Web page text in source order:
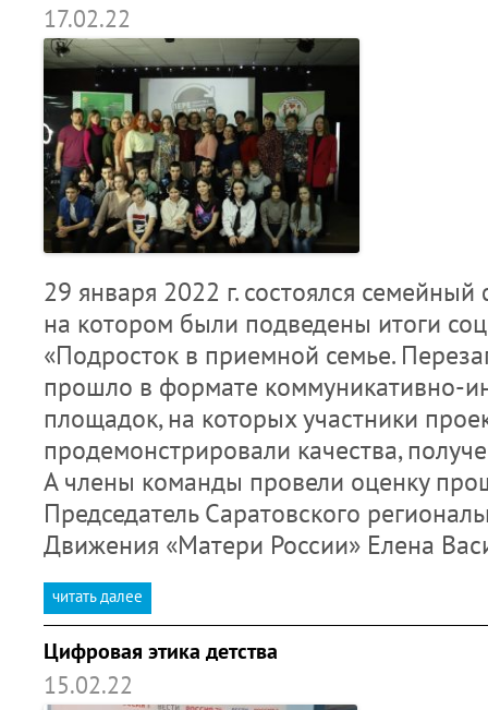
17.02.22
29 января 2022 г. состоялся
на котором были подведены итоги
«Подросток в приемной семье.
прошло в формате коммуникативно-
площадок, на которых участники
продемонстрировали качества,
А члены команды провели оценку
Председатель Саратовского
Движения «Матери России» Елена
читать далее
Цифровая этика детства
15.02.22